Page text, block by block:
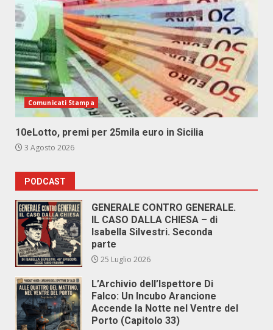
Comunicati Stampa
10eLotto, premi per 25mila euro in Sicilia
3 Agosto 2026
PODCAST
GENERALE CONTRO GENERALE.
IL CASO DALLA CHIESA – di
Isabella Silvestri. Seconda
parte
25 Luglio 2026
L’Archivio dell’Ispettore Di
Falco: Un Incubo Arancione
Accende la Notte nel Ventre del
Porto (Capitolo 33)